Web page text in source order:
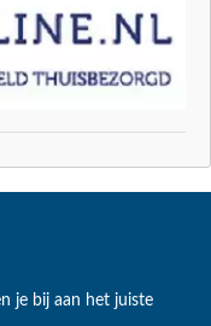
je bij aan het juiste